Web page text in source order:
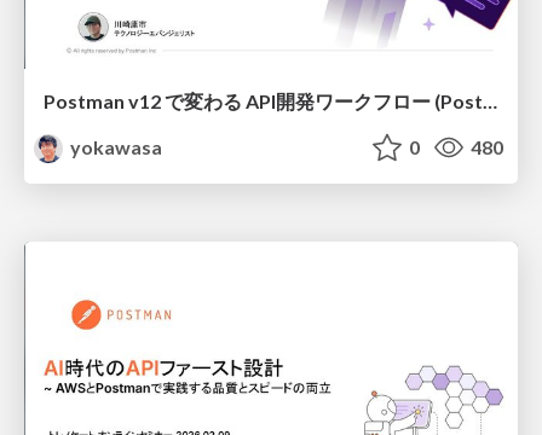
Postman v12 で変わる API開発ワークフロー (Postman v12 アップデート) / New API development workflow with Postman v12
yokawasa
0 480